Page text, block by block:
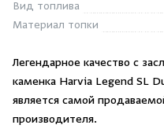
Инфракрасные сауны
Лёдогенераторы
Пародушевые
Вид топлива
Материал топки
Легендарное качество с
каменка Harvia Legend SL
является самой
производителя.